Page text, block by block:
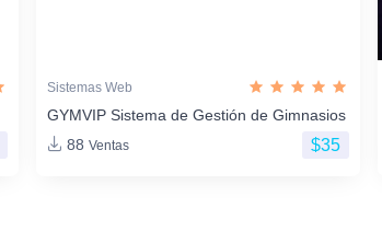
Sistemas Web
GYMVIP Sistema de Gestión de Gimnasios
88 Ventas $35